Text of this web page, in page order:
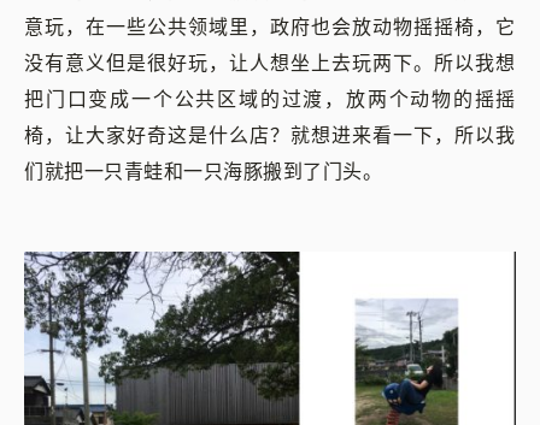
意玩，在一些公共领域里，政府也会放动物摇摇椅，它
没有意义但是很好玩，让人想坐上去玩两下。所以我想
把门口变成一个公共区域的过渡，放两个动物的摇摇
椅，让大家好奇这是什么店？就想进来看一下，所以我
们就把一只青蛙和一只海豚搬到了门头。